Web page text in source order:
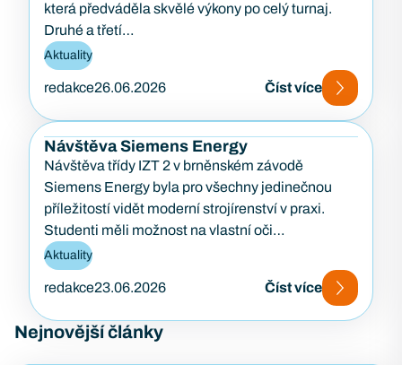
která předváděla skvělé výkony po celý turnaj.
Druhé a třetí…
Aktuality
redakce26.06.2026 Číst více
Návštěva Siemens Energy
Návštěva třídy IZT 2 v brněnském závodě
Siemens Energy byla pro všechny jedinečnou
příležitostí vidět moderní strojírenství v praxi.
Studenti měli možnost na vlastní oči…
Aktuality
redakce23.06.2026 Číst více
Nejnovější články